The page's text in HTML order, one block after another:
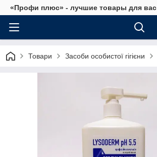
«Профи плюс» - лучшие товары для вас
Товари Засоби особистої гігієни